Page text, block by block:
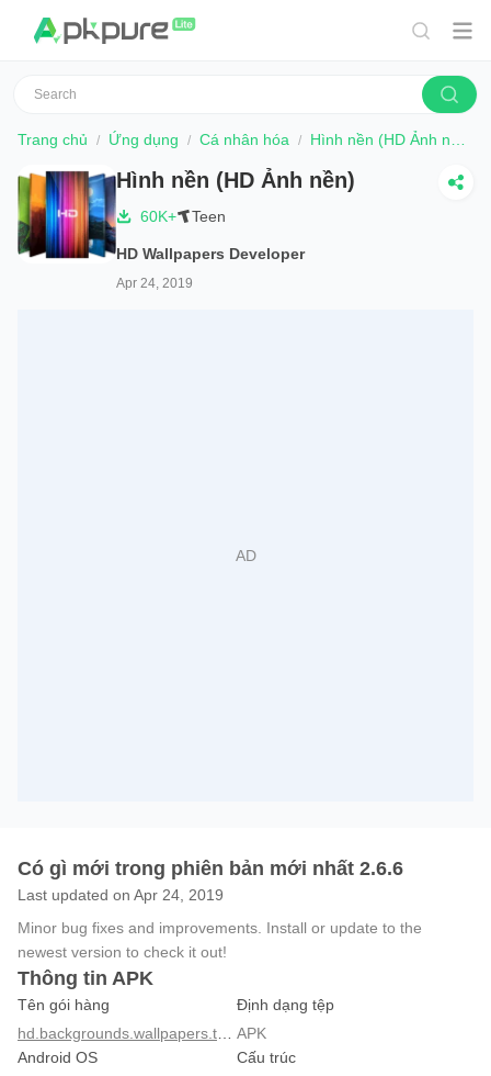
Trang chủ Ứng dụng Cá nhân hóa Hình nền (HD Ảnh nền)
Hình nền (HD Ảnh nền)
60K+ Teen
HD Wallpapers Developer
Apr 24, 2019
Có gì mới trong phiên bản mới nhất 2.6.6
Last updated on Apr 24, 2019
Minor bug fixes and improvements. Install or update to the
newest version to check it out!
Thông tin APK
Tên gói hàng
Định dạng tệp
APK
Android OS
Cấu trúc